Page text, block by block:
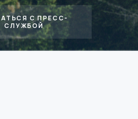
С ПРЕСС-
СЛУЖБОЙ